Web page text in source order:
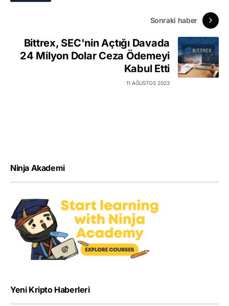
Sonraki haber
Bittrex, SEC'nin Açtığı Davada
24 Milyon Dolar Ceza Ödemeyi
Kabul Etti
11 AĞUSTOS 2023
Ninja Akademi
Yeni Kripto Haberleri